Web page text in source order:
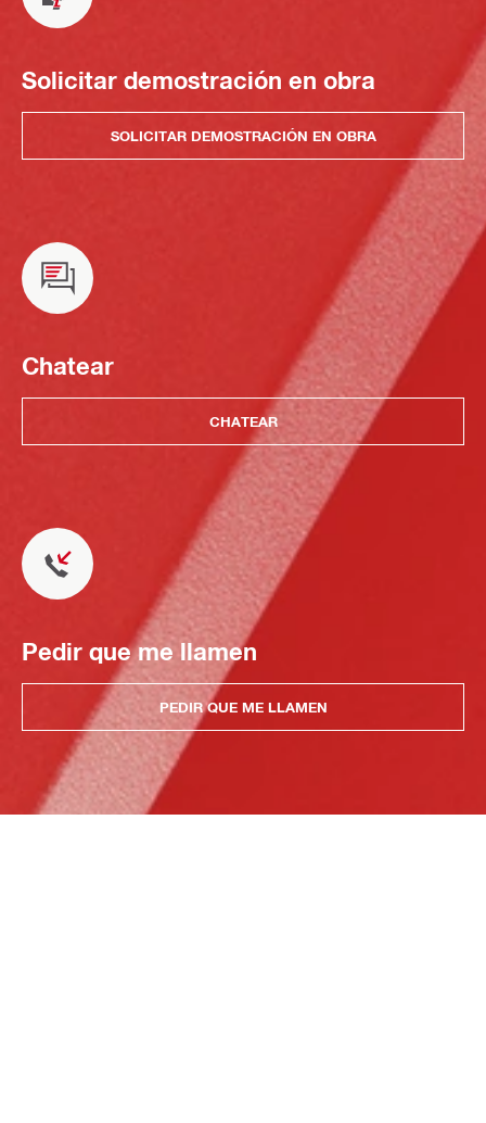
Solicitar demostración en obra
SOLICITAR DEMOSTRACIÓN EN OBRA
Chatear
CHATEAR
Pedir que me llamen
PEDIR QUE ME LLAMEN